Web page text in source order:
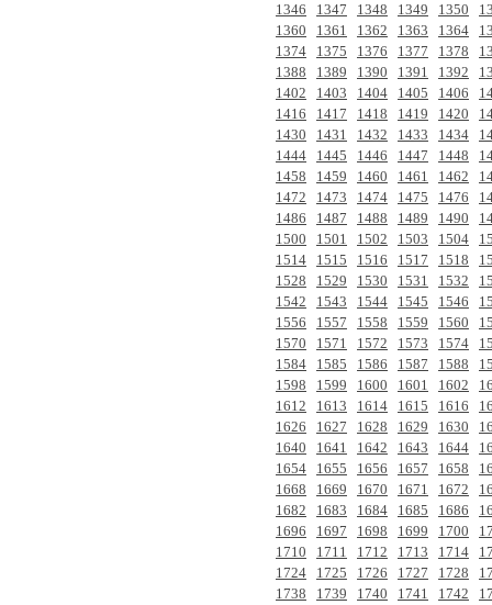
1346
1347 1348 1349 1350
1360
1361 1362 1363 1364
1374
1375 1376 1377 1378
1388
1389 1390 1391 1392
1402
1403 1404 1405 1406
1416
1417 1418 1419 1420
1430
1431 1432 1433 1434
1444
1445 1446 1447 1448
1458
1459 1460 1461 1462
1472
1473 1474 1475 1476
1486
1487 1488 1489 1490
1500
1501 1502 1503 1504
1514
1515 1516 1517 1518
1528
1529 1530 1531 1532
1542
1543 1544 1545 1546
1556
1557 1558 1559 1560
1570
1571 1572 1573 1574
1584
1585 1586 1587 1588
1598
1599 1600 1601 1602
1612
1613 1614 1615 1616
1626
1627 1628 1629 1630
1640
1641 1642 1643 1644
1654
1655 1656 1657 1658
1668
1669 1670 1671 1672
1682
1683 1684 1685 1686
1696
1697 1698 1699 1700
1710
1711 1712 1713 1714
1724
1725 1726 1727 1728
1738
1739 1740 1741 1742